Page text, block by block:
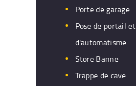
Porte de garage
Pose de portail et
d'automatisme
Store Banne
Trappe de cave